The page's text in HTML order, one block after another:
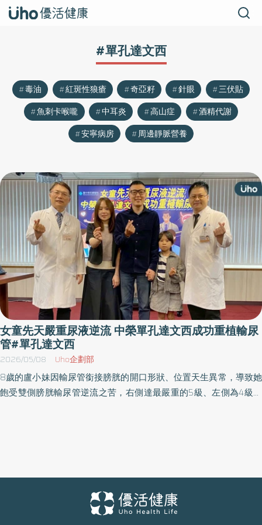
#單孔達文西
毒油 紅斑性狼瘡 奇亞籽 針眼
三伏貼
魚刺卡喉嚨
中耳炎 高山症
酒精代謝
安寧病房
周邊靜脈營養
女童先天嚴重尿液逆流 中榮單孔達文西成功重植輸尿
管#單孔達文西
2026/05/08 Uho企劃部
8歲的盧小妹因輸尿管銜接膀胱的開口形狀、位置天生異常，導致她
飽受雙側膀胱輸尿管逆流之苦，右側達最嚴重的5級、左側為4級。
改善，轉診至臺中榮總檢查後確認為膀胱輸尿管逆流。醫師說明症
狀可能隨孩子成長自行改善，因此先採注射治療並持續追蹤。家人